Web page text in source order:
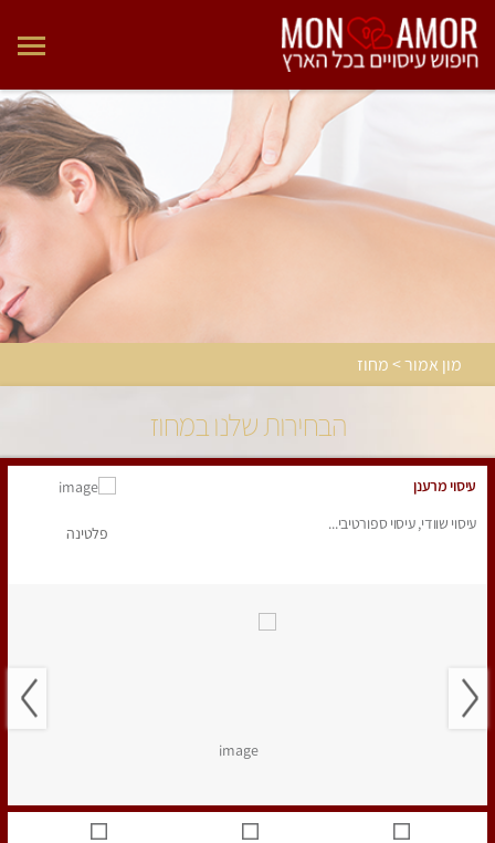
מון אמור > מחוז
הבחירות שלנו במחוז
עיסוי מרענן
עיסוי שוודי, עיסוי ספורטיבי...
פלטינה